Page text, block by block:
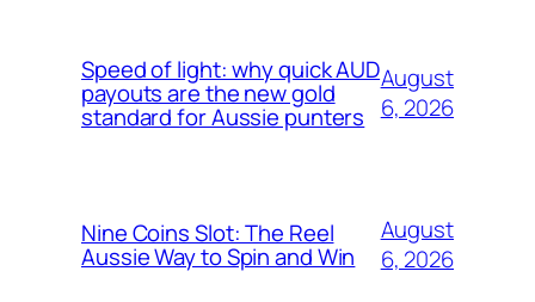
Speed of light: why quick AUD
payouts are the new gold
standard for Aussie punters
August
6, 2026
Nine Coins Slot: The Reel
Aussie Way to Spin and Win
August
6, 2026